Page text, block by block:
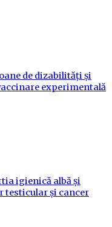
de dizabilități și
experimentală
igienică albă și
testicular și cancer